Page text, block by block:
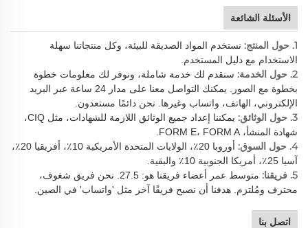
الأسئلة الشائعة
1. حول المنتج:
نستخدم المواد الصديقة للبيئة، وكل منتجاتنا سهلة
الاستخدام مع دليل المستخدم.
2. حول الخدمة:
سنقدم لك خدمة شاملة، ونوفر لك معلومات خطوة
بخطوة مع الصور. يمكنك التواصل معنا على مدار 24 ساعة عبر البريد
الإلكتروني، الهاتف، واتساب وغيرها. نحن دائمًا مستعدون.
3. حول الوثائق:
يمكننا إعداد جميع الوثائق اللازمة للشهادات، مثل CIQ،
شهادة المنشأ، FORM E، FORM A.
4. حول السوق:
أوروبا 20٪، الولايات المتحدة الأمريكية 10٪، أفريقيا 20٪،
آسيا 25٪، أمريكا الجنوبية 10٪ والبقية.
5. فريقنا:
متوسط عمر أعضاء فريقنا هو: 27.5. نحن فريق شغوف،
محترف ومُلتزم. هدفنا أن نصبح فريقًا آخر مثل 'واتساب' في الصين.
اتصل بنا